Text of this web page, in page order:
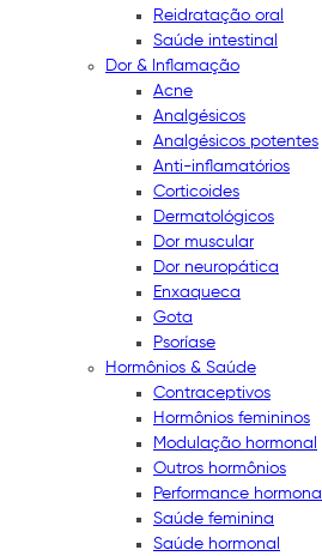
Reidratação oral
Saúde intestinal
Dor & Inflamação
Acne
Analgésicos
Analgésicos potentes
Anti-inflamatórios
Corticoides
Dermatológicos
Dor muscular
Dor neuropática
Enxaqueca
Gota
Psoríase
Hormônios & Saúde
Contraceptivos
Hormônios femininos
Modulação hormonal
Outros hormônios
Performance hormonal
Saúde feminina
Saúde hormonal